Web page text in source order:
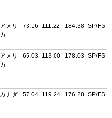
アメリ
カ
73.16 111.22 184.38 SP/FS
アメリ
カ
65.03 113.00 178.03 SP/FS
カナダ 57.04 119.24 176.28 SP/FS